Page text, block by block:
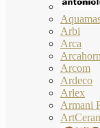
Arbi
Arca
Arcahorn
Arcom
Ardeco
Arlex
Armani